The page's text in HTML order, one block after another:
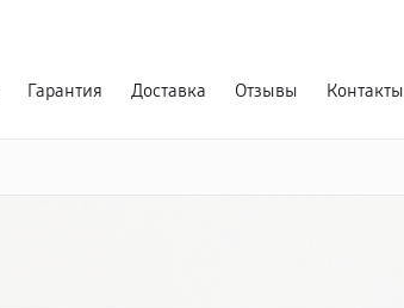
Гарантия Доставка Отзывы Контакты